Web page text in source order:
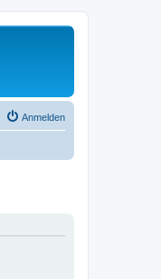
Anmelden